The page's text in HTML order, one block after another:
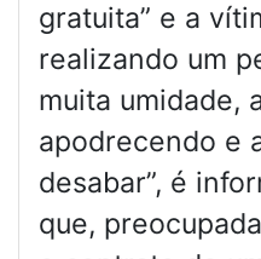
gratuita” e a
realizando um
muita umidade,
apodrecendo e
desabar”, é
que,